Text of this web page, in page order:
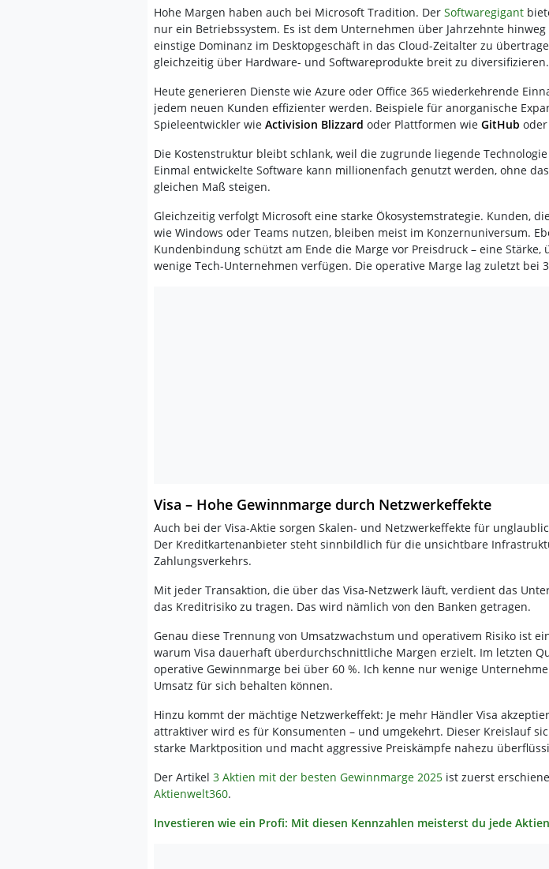
Hohe Margen haben auch bei Microsoft Tradition. Der Softwaregigant
nur ein Betriebssystem. Es ist dem Unternehmen über Jahrzehnte
einstige Dominanz im Desktopgeschäft in das Cloud-Zeitalter zu
gleichzeitig über Hardware- und Softwareprodukte breit zu diversifizieren.
Heute generieren Dienste wie Azure oder Office 365 wiederkehrende
jedem neuen Kunden effizienter werden. Beispiele für anorganische
Spieleentwickler wie Activision Blizzard oder Plattformen wie GitHub oder
Die Kostenstruktur bleibt schlank, weil die zugrunde liegende
Einmal entwickelte Software kann millionenfach genutzt werden, ohne
gleichen Maß steigen.
Gleichzeitig verfolgt Microsoft eine starke Ökosystemstrategie. Kunden,
wie Windows oder Teams nutzen, bleiben meist im Konzernuniversum.
Kundenbindung schützt am Ende die Marge vor Preisdruck – eine Stärke,
wenige Tech-Unternehmen verfügen. Die operative Marge lag zuletzt bei
Visa – Hohe Gewinnmarge durch Netzwerkeffekte
Auch bei der Visa-Aktie sorgen Skalen- und Netzwerkeffekte für
Der Kreditkartenanbieter steht sinnbildlich für die unsichtbare
Zahlungsverkehrs.
Mit jeder Transaktion, die über das Visa-Netzwerk läuft, verdient das
das Kreditrisiko zu tragen. Das wird nämlich von den Banken getragen.
Genau diese Trennung von Umsatzwachstum und operativem Risiko ist
warum Visa dauerhaft überdurchschnittliche Margen erzielt. Im letzten
operative Gewinnmarge bei über 60 %. Ich kenne nur wenige
Umsatz für sich behalten können.
Hinzu kommt der mächtige Netzwerkeffekt: Je mehr Händler Visa
attraktiver wird es für Konsumenten – und umgekehrt. Dieser Kreislauf
starke Marktposition und macht aggressive Preiskämpfe nahezu
Der Artikel 3 Aktien mit der besten Gewinnmarge 2025 ist zuerst
Aktienwelt360.
Investieren wie ein Profi: Mit diesen Kennzahlen meisterst du jede